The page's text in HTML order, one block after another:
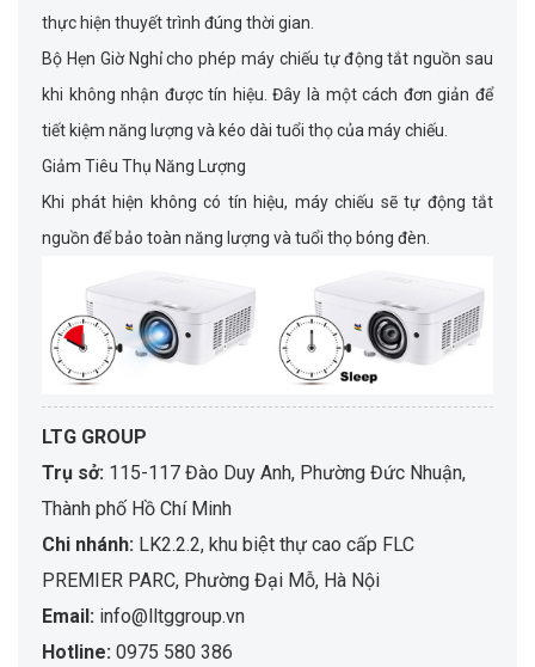
thực hiện thuyết trình đúng thời gian.
Bộ Hẹn Giờ Nghỉ cho phép máy chiếu tự động tắt nguồn sau
khi không nhận được tín hiệu. Đây là một cách đơn giản để
tiết kiệm năng lượng và kéo dài tuổi thọ của máy chiếu.
Giảm Tiêu Thụ Năng Lượng
Khi phát hiện không có tín hiệu, máy chiếu sẽ tự động tắt
nguồn để bảo toàn năng lượng và tuổi thọ bóng đèn.
LTG GROUP
Trụ sở: 115-117 Đào Duy Anh, Phường Đức Nhuận,
Thành phố Hồ Chí Minh
Chi nhánh: LK2.2.2, khu biệt thự cao cấp FLC
PREMIER PARC, Phường Đại Mỗ, Hà Nội
Email: info@lltggroup.vn
Hotline: 0975 580 386